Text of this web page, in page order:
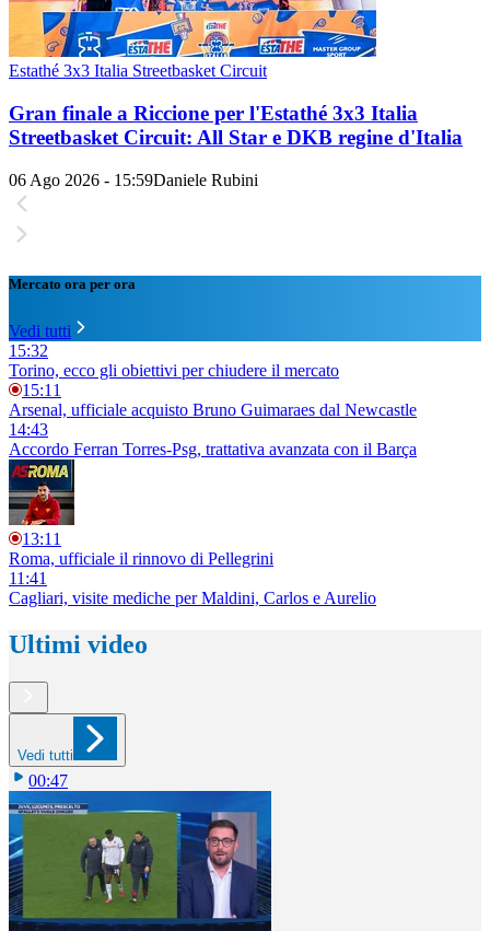
Estathé 3x3 Italia Streetbasket Circuit
Gran finale a Riccione per l'Estathé 3x3 Italia
Streetbasket Circuit: All Star e DKB regine d'Italia
06 Ago 2026 - 15:59Daniele Rubini
Mercato ora per ora
Vedi tutti
15:32
Torino, ecco gli obiettivi per chiudere il mercato
15:11
Arsenal, ufficiale acquisto Bruno Guimaraes dal Newcastle
14:43
Accordo Ferran Torres-Psg, trattativa avanzata con il Barça
13:11
Roma, ufficiale il rinnovo di Pellegrini
11:41
Cagliari, visite mediche per Maldini, Carlos e Aurelio
Ultimi video
Vedi tutti
00:47